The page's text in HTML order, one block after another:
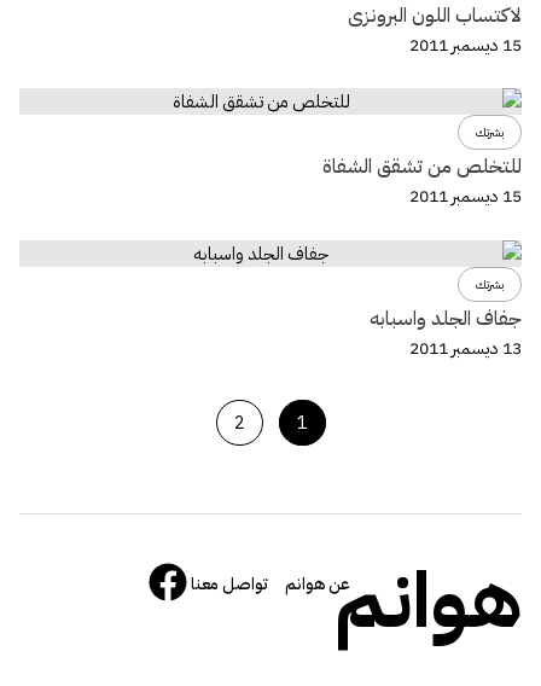
لاكتساب اللون البرونزى
15 ديسمبر 2011
بشرتك
للتخلص من تشقق الشفاة
15 ديسمبر 2011
بشرتك
جفاف الجلد واسبابه
13 ديسمبر 2011
1
2
هوانمعن هوانم تواصل معنا